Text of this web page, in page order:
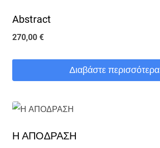
Abstract
270,00 €
Διαβάστε περισσότερα
Η ΑΠΟΔΡΑΣΗ